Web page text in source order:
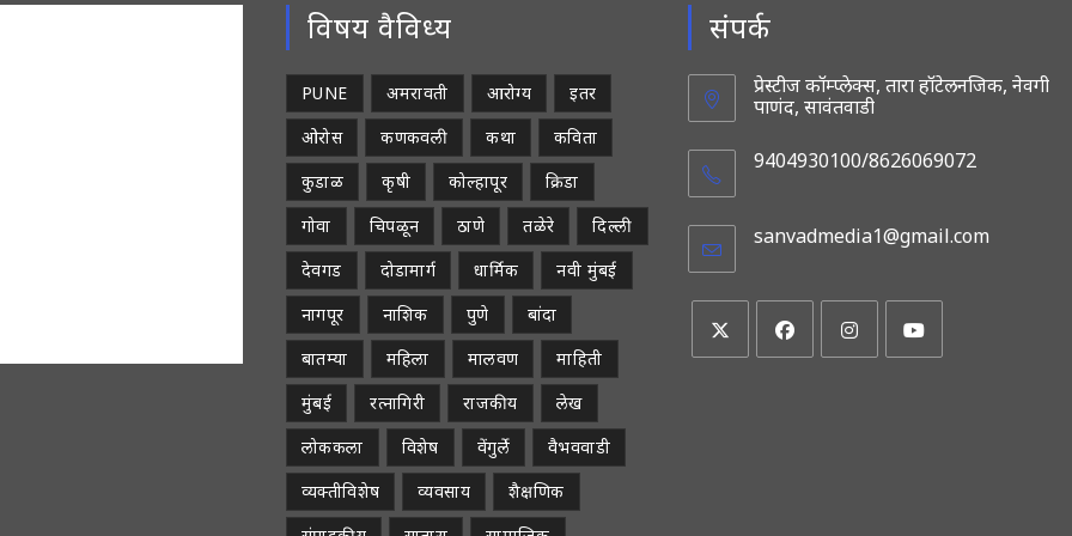
विषय वैविध्य
PUNE अमरावती आरोग्य
इतर
ओरोस
कणकवली कथा
कविता
कुडाळ
कृषी कोल्हापूर
क्रिडा
गोवा
चिपळून ठाणे तळेरे
दिल्ली
देवगड
दोडामार्ग धार्मिक
नवी मुंबई
नागपूर
नाशिक पुणे
बांदा
बातम्या
महिला मालवण
माहिती
मुंबई
रत्नागिरी राजकीय
लेख
लोककला
विशेष वेंगुर्ले
वैभववाडी
व्यक्तीविशेष
व्यवसाय
शैक्षणिक
संपर्क
प्रेस्टीज कॉम्प्लेक्स, तारा हॉटेलनजिक, नेवगी
पाणंद, सावंतवाडी
9404930100/8626069072
sanvadmedia1@gmail.com